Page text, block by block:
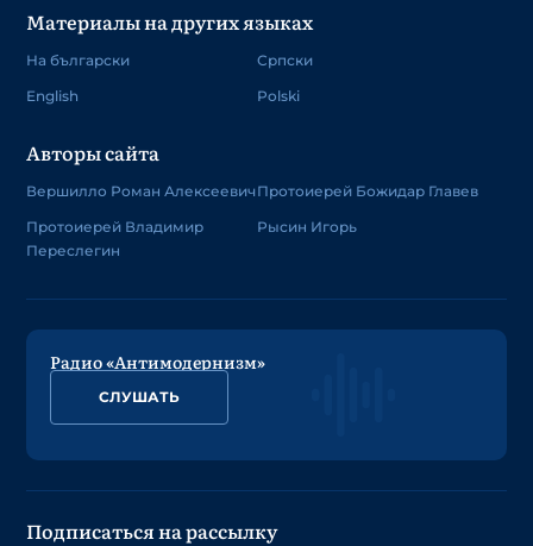
Материалы на других языках
На български
English
Српски
Polski
Авторы сайта
Вершилло Роман Алексеевич
Протоиерей Владимир
Переслегин
Протоиерей Божидар Главев
Рысин Игорь
Радио «Антимодернизм»
СЛУШАТЬ
Подписаться на рассылку